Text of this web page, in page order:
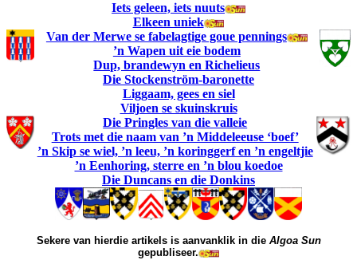
Iets geleen, iets nuuts
Elkeen uniek
Van der Merwe se fabelagtige goue pennings
’n Wapen uit eie bodem
Dup, brandewyn en Richelieus
Die Stockenström-baronette
Liggaam, gees en siel
Viljoen se skuinskruis
Die Pringles van die valleie
Trots met die naam van ’n Middeleeuse ‘boef’
’n Skip se wiel, ’n leeu, ’n koringgerf en ’n engeltjie
’n Eenhoring, sterre en ’n blou koedoe
Die Duncans en die Donkins
Sekere van hierdie artikels is aanvanklik in die Algoa Sun
gepubliseer.